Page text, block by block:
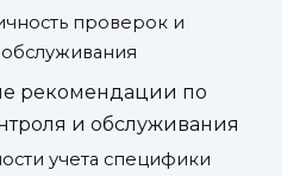
проверок и
рекомендации по
и обслуживания
учета специфики